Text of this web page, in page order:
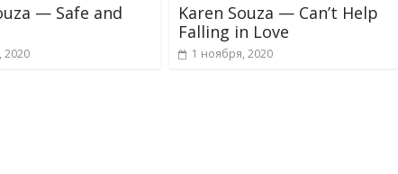
— Safe and
2020
Karen Souza — Can’t Help
Falling in Love
1 ноября, 2020